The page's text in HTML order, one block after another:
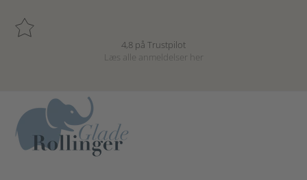
4,8 på Trustpilot
Læs alle anmeldelser her